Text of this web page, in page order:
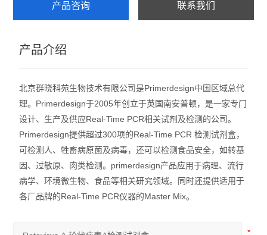
产品咨询 联系我们
产品介绍
北京群晓科苑生物技术有限公司是Primerdesign中国区域总代
理。Primerdesign于2005年创立于英国南安普顿，是一家专门
设计、生产及供应Real-Time PCR相关试剂及检测的公司。
Primerdesign提供超过300项的Real-Time PCR 检测试剂盒，
可检测人、牲畜病原菌及病毒，还可以检测食品安全，如转基
因、过敏原、肉类检测。primerdesign产品应用于病理、流行
病学、环境微生物、食品等相关研究领域。同时还提供适用于
各厂品牌的Real-Time PCR仪器的Master Mix。